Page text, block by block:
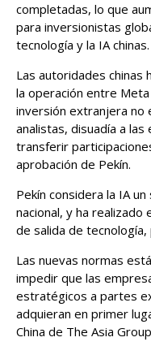
completadas, lo que
para inversionistas
tecnología y la IA chinas.
Las autoridades chinas
la operación entre
inversión extranjera no
analistas, disuadía a
transferir
aprobación de Pekín.
Pekín considera la IA
nacional, y ha
de salida de
Las nuevas normas
impedir que las
⁠estratégicos a partes
adquieran en primer
China de The Asia